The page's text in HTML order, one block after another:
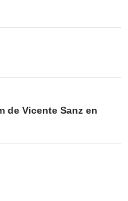
de Vicente Sanz en